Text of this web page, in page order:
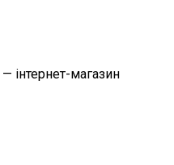
інтернет-магазин